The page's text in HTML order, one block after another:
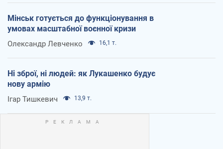
Мінськ готується до функціонування в
умовах масштабної воєнної кризи
Олександр Левченко 16,1 т.
Ні зброї, ні людей: як Лукашенко будує
нову армію
Ігар Тишкевич 13,9 т.